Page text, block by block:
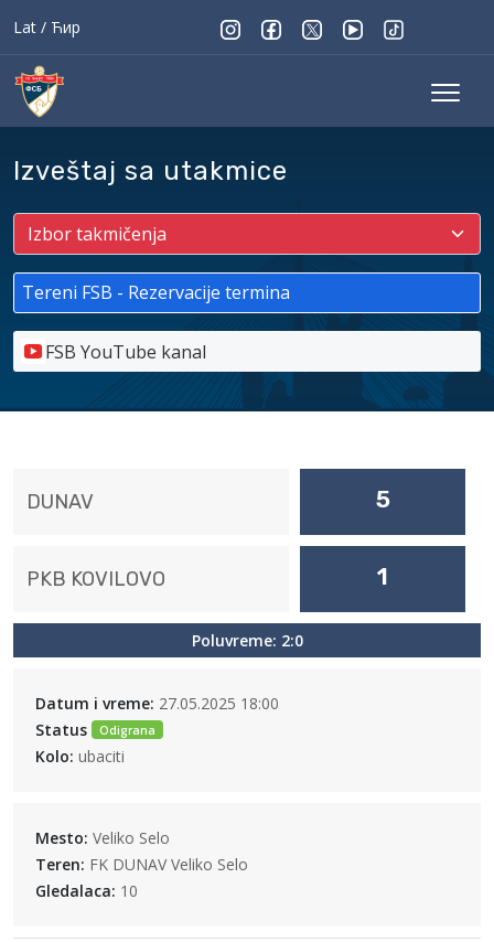
Lat / Ћир
Izveštaj sa utakmice
Tereni FSB - Rezervacije termina
FSB YouTube kanal
DUNAV 5
PKB KOVILOVO 1
Poluvreme: 2:0
Datum i vreme: 27.05.2025 18:00
Status
Odigrana
Kolo: ubaciti
Mesto: Veliko Selo
Teren: FK DUNAV Veliko Selo
Gledalaca: 10